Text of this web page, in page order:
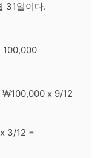
31일이다.
₩100,000 x 9/12
3/12 =